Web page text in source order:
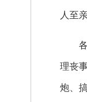
人至
各
理丧
炮、